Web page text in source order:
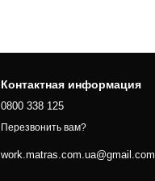
Контактная информация
0800 338 125
Перезвонить вам?
work.matras.com.ua@gmail.com